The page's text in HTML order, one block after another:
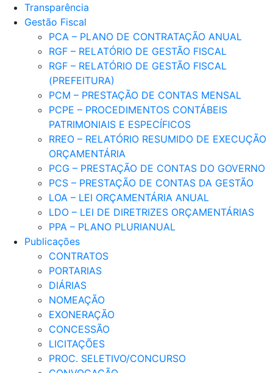
Transparência
Gestão Fiscal
PCA – PLANO DE CONTRATAÇÃO ANUAL
RGF – RELATÓRIO DE GESTÃO FISCAL
RGF – RELATÓRIO DE GESTÃO FISCAL
(PREFEITURA)
PCM – PRESTAÇÃO DE CONTAS MENSAL
PCPE – PROCEDIMENTOS CONTÁBEIS
PATRIMONIAIS E ESPECÍFICOS
RREO – RELATÓRIO RESUMIDO DE EXECUÇÃO
ORÇAMENTÁRIA
PCG – PRESTAÇÃO DE CONTAS DO GOVERNO
PCS – PRESTAÇÃO DE CONTAS DA GESTÃO
LOA – LEI ORÇAMENTÁRIA ANUAL
LDO – LEI DE DIRETRIZES ORÇAMENTÁRIAS
PPA – PLANO PLURIANUAL
Publicações
CONTRATOS
PORTARIAS
DIÁRIAS
NOMEAÇÃO
EXONERAÇÃO
CONCESSÃO
LICITAÇÕES
PROC. SELETIVO/CONCURSO